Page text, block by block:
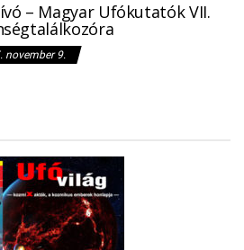
– Magyar Ufókutatók VII.
november 9.